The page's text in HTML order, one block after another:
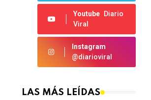
Youtube
Diario
Viral
Instagram
@diarioviral
LAS MÁS LEÍDAS